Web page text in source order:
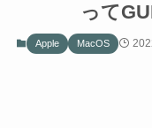
って
Apple MacOS